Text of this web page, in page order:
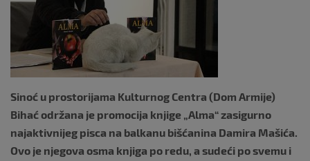
Sinoć u prostorijama Kulturnog Centra (Dom Armije)
Bihać održana je promocija knjige „Alma“ zasigurno
najaktivnijeg pisca na balkanu bišćanina Damira Mašića.
Ovo je njegova osma knjiga po redu, a sudeći po svemu i